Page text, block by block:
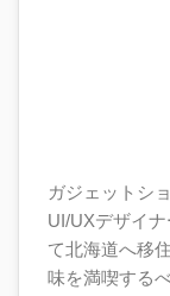
ガジェットシ
UI/UXデザイ
て北海道へ移
味を満喫する